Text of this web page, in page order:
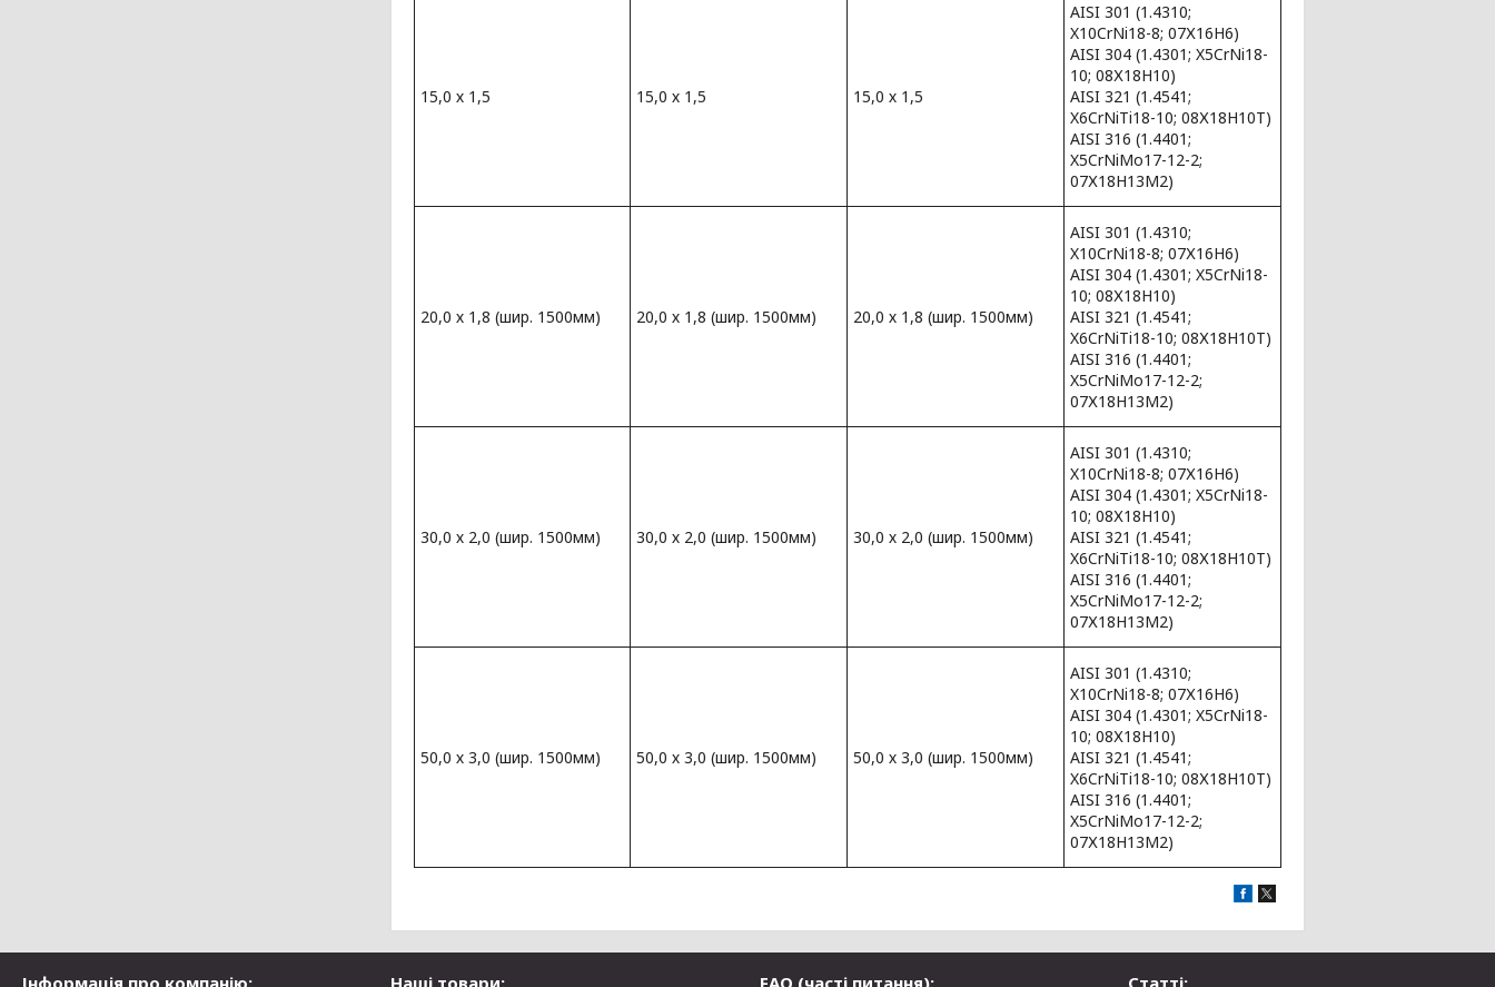
15,0 х 1,5 15,0 х 1,5 15,0 х 1,5
AISI 301 (1.4310;
X10CrNi18-8; 07Х16Н6)
AISI 304 (1.4301; X5CrNi18-
10; 08Х18Н10)
AISI 321 (1.4541;
X6CrNiTi18-10; 08Х18Н10Т)
AISI 316 (1.4401;
X5CrNiMo17-12-2;
07Х18Н13М2)
20,0 х 1,8 (шир. 1500мм) 20,0 х 1,8 (шир. 1500мм) 20,0 х 1,8 (шир. 1500мм)
AISI 301 (1.4310;
X10CrNi18-8; 07Х16Н6)
AISI 304 (1.4301; X5CrNi18-
10; 08Х18Н10)
AISI 321 (1.4541;
X6CrNiTi18-10; 08Х18Н10Т)
AISI 316 (1.4401;
X5CrNiMo17-12-2;
07Х18Н13М2)
30,0 х 2,0 (шир. 1500мм) 30,0 х 2,0 (шир. 1500мм) 30,0 х 2,0 (шир. 1500мм)
AISI 301 (1.4310;
X10CrNi18-8; 07Х16Н6)
AISI 304 (1.4301; X5CrNi18-
10; 08Х18Н10)
AISI 321 (1.4541;
X6CrNiTi18-10; 08Х18Н10Т)
AISI 316 (1.4401;
X5CrNiMo17-12-2;
07Х18Н13М2)
50,0 х 3,0 (шир. 1500мм) 50,0 х 3,0 (шир. 1500мм) 50,0 х 3,0 (шир. 1500мм)
AISI 301 (1.4310;
X10CrNi18-8; 07Х16Н6)
AISI 304 (1.4301; X5CrNi18-
10; 08Х18Н10)
AISI 321 (1.4541;
X6CrNiTi18-10; 08Х18Н10Т)
AISI 316 (1.4401;
X5CrNiMo17-12-2;
07Х18Н13М2)
Інформація про компанію: Наші товари: FAQ (часті питання): Статті: